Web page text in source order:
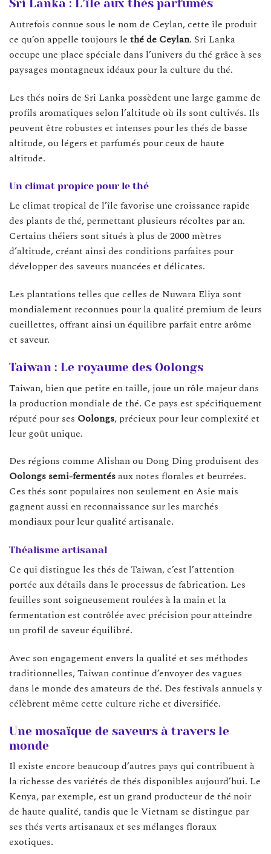
Sri Lanka : L’île aux thés parfumés
Autrefois connue sous le nom de Ceylan, cette île produit
ce qu’on appelle toujours le thé de Ceylan. Sri Lanka
occupe une place spéciale dans l’univers du thé grâce à ses
paysages montagneux idéaux pour la culture du thé.
Les thés noirs de Sri Lanka possèdent une large gamme de
profils aromatiques selon l’altitude où ils sont cultivés. Ils
peuvent être robustes et intenses pour les thés de basse
altitude, ou légers et parfumés pour ceux de haute
altitude.
Un climat propice pour le thé
Le climat tropical de l’île favorise une croissance rapide
des plants de thé, permettant plusieurs récoltes par an.
Certains théiers sont situés à plus de 2000 mètres
d’altitude, créant ainsi des conditions parfaites pour
développer des saveurs nuancées et délicates.
Les plantations telles que celles de Nuwara Eliya sont
mondialement reconnues pour la qualité premium de leurs
cueillettes, offrant ainsi un équilibre parfait entre arôme
et saveur.
Taiwan : Le royaume des Oolongs
Taiwan, bien que petite en taille, joue un rôle majeur dans
la production mondiale de thé. Ce pays est spécifiquement
réputé pour ses Oolongs, précieux pour leur complexité et
leur goût unique.
Des régions comme Alishan ou Dong Ding produisent des
Oolongs semi-fermentésaux notes florales et beurrées.
Ces thés sont populaires non seulement en Asie mais
gagnent aussi en reconnaissance sur les marchés
mondiaux pour leur qualité artisanale.
Théalisme artisanal
Ce qui distingue les thés de Taiwan, c’est l’attention
portée aux détails dans le processus de fabrication. Les
feuilles sont soigneusement roulées à la main et la
fermentation est contrôlée avec précision pour atteindre
un profil de saveur équilibré.
Avec son engagement envers la qualité et ses méthodes
traditionnelles, Taiwan continue d’envoyer des vagues
dans le monde des amateurs de thé. Des festivals annuels y
célèbrent même cette culture riche et diversifiée.
Une mosaïque de saveurs à travers le
monde
Il existe encore beaucoup d’autres pays qui contribuent à
la richesse des variétés de thés disponibles aujourd’hui. Le
Kenya, par exemple, est un grand producteur de thé noir
de haute qualité, tandis que le Vietnam se distingue par
ses thés verts artisanaux et ses mélanges floraux
exotiques.